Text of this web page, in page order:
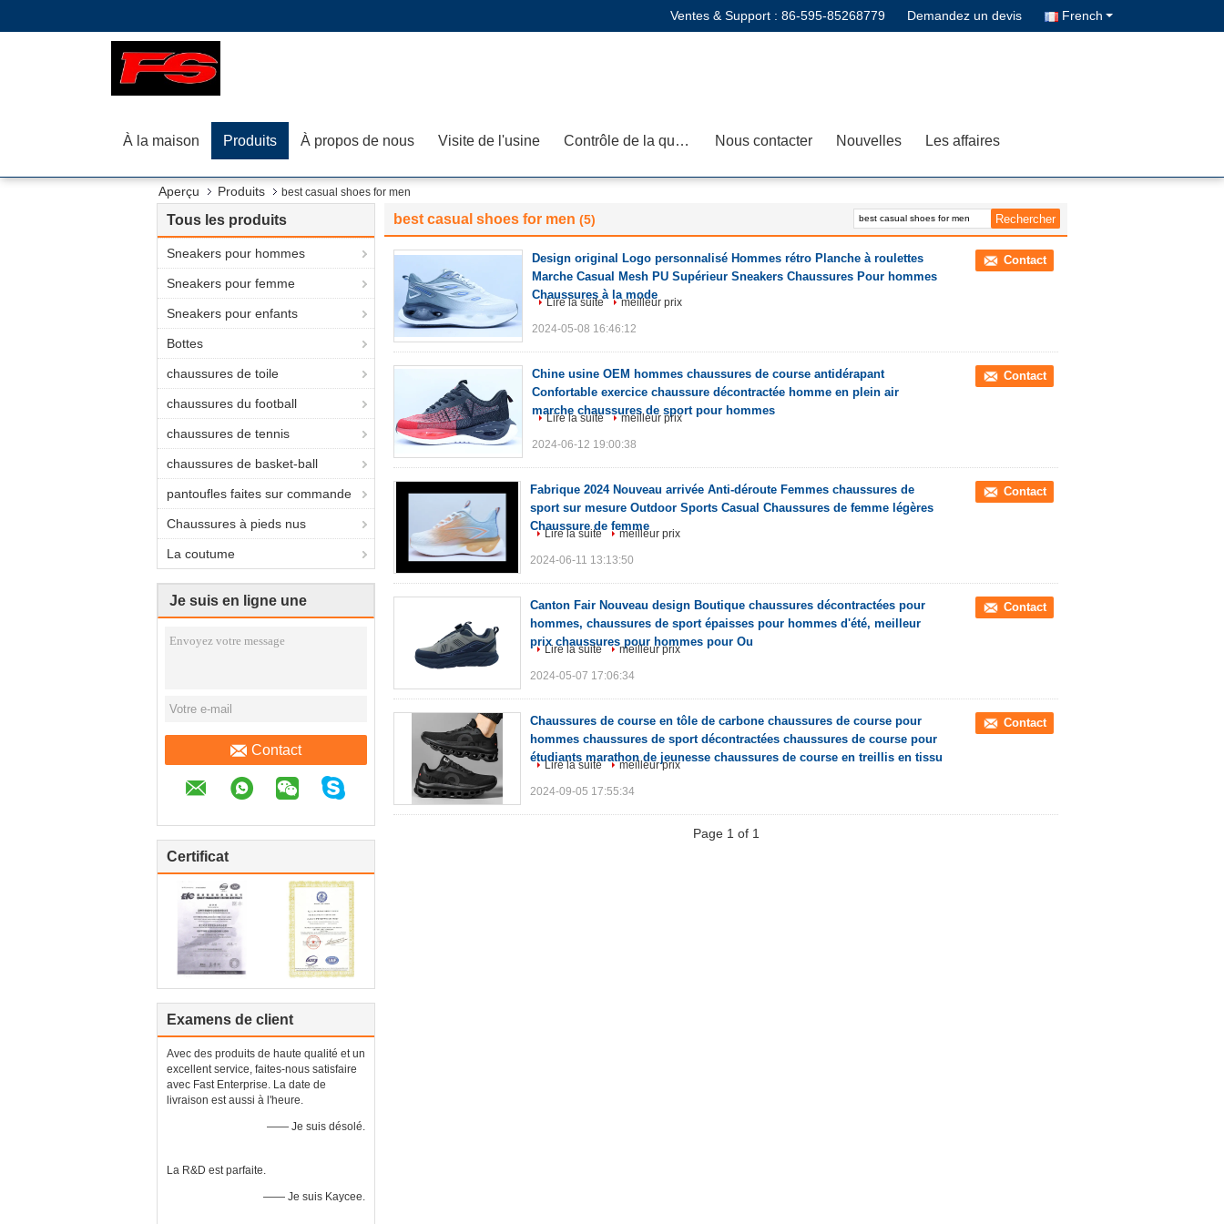
Ventes & Support : 86-595-85268779 Demandez un devis French
À la maison Produits À propos de nous Visite de l'usine Contrôle de la qualité Nous contacter Nouvelles Les affaires
Aperçu Produits best casual shoes for men
Tous les produits
Sneakers pour hommes
Sneakers pour femme
Sneakers pour enfants
Bottes
chaussures de toile
chaussures du football
chaussures de tennis
chaussures de basket-ball
pantoufles faites sur commande
Chaussures à pieds nus
La coutume
Je suis en ligne une
Contact
Certificat
Examens de client
Avec des produits de haute qualité et un
excellent service, faites-nous satisfaire
avec Fast Enterprise. La date de
livraison est aussi à l'heure.
—— Je suis désolé.
La R&D est parfaite.
—— Je suis Kaycee.
best casual shoes for men (5)
Design original Logo personnalisé Hommes rétro Planche à roulettes
Marche Casual Mesh PU Supérieur Sneakers Chaussures Pour hommes
Chaussures à la mode
Contact
Lire la suite meilleur prix
2024-05-08 16:46:12
Chine usine OEM hommes chaussures de course antidérapant
Confortable exercice chaussure décontractée homme en plein air
marche chaussures de sport pour hommes
Contact
Lire la suite meilleur prix
2024-06-12 19:00:38
Fabrique 2024 Nouveau arrivée Anti-déroute Femmes chaussures de
sport sur mesure Outdoor Sports Casual Chaussures de femme légères
Chaussure de femme
Contact
Lire la suite meilleur prix
2024-06-11 13:13:50
Canton Fair Nouveau design Boutique chaussures décontractées pour
hommes, chaussures de sport épaisses pour hommes d'été, meilleur
prix chaussures pour hommes pour Ou
Contact
Lire la suite meilleur prix
2024-05-07 17:06:34
Chaussures de course en tôle de carbone chaussures de course pour
hommes chaussures de sport décontractées chaussures de course pour
étudiants marathon de jeunesse chaussures de course en treillis en tissu
Contact
Lire la suite meilleur prix
2024-09-05 17:55:34
Page 1 of 1